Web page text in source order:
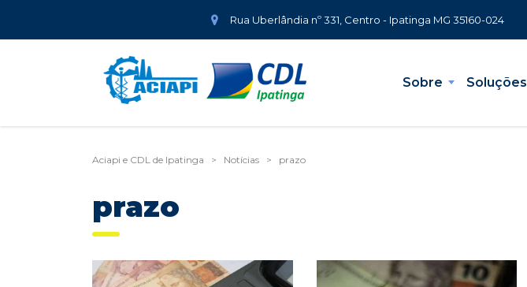
Rua Uberlândia nº 331, Centro - Ipatinga MG 35160-024
Sobre Soluções
Aciapi e CDL de Ipatinga > Notícias > prazo
prazo